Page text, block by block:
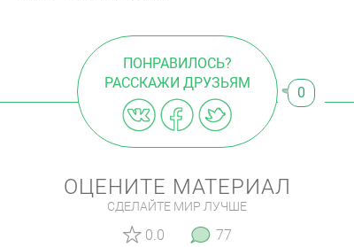
ПОНРАВИЛОСЬ?
РАССКАЖИ ДРУЗЬЯМ
0
ОЦЕНИТЕ МАТЕРИАЛ
СДЕЛАЙТЕ МИР ЛУЧШЕ
0.0 77